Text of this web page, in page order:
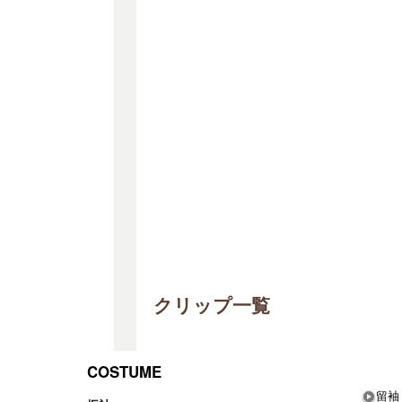
クリップ一覧
COSTUME
留袖